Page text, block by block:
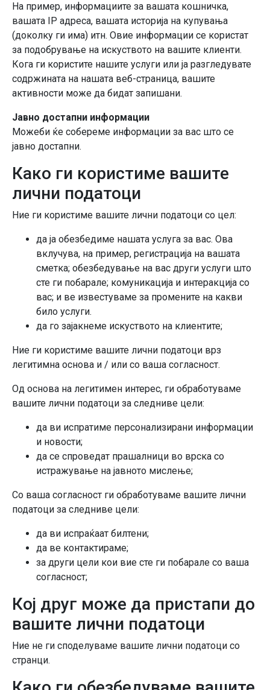
На пример, информациите за вашата кошничка,
вашата IP адреса, вашата историја на купувања
(доколку ги има) итн. Овие информации се користат
за подобрување на искуството на вашите клиенти.
Кога ги користите нашите услуги или ја разгледувате
содржината на нашата веб-страница, вашите
активности може да бидат запишани.
Јавно достапни информации
Можеби ќе собереме информации за вас што се
јавно достапни.
Како ги користиме вашите
лични податоци
Ние ги користиме вашите лични податоци со цел:
да ја обезбедиме нашата услуга за вас. Ова
вклучува, на пример, регистрација на вашата
сметка; обезбедување на вас други услуги што
сте ги побарале; комуникација и интеракција со
вас; и ве известуваме за промените на какви
било услуги.
да го зајакнеме искуството на клиентите;
Ние ги користиме вашите лични податоци врз
легитимна основа и / или со ваша согласност.
Од основа на легитимен интерес, ги обработуваме
вашите лични податоци за следниве цели:
да ви испратиме персонализирани информации
и новости;
да се спроведат прашалници во врска со
истражување на јавното мислење;
Со ваша согласност ги обработуваме вашите лични
податоци за следниве цели:
да ви испраќаат билтени;
да ве контактираме;
за други цели кои вие сте ги побарале со ваша
согласност;
Кој друг може да пристапи до
вашите лични податоци
Ние не ги споделуваме вашите лични податоци со
странци.